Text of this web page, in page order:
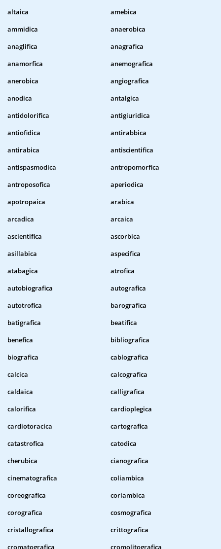
altaica
amebica
ammidica
anaerobica
anaglifica
anagrafica
anamorfica
anemografica
anerobica
angiografica
anodica
antalgica
antidolorifica
antigiuridica
antiofidica
antirabbica
antirabica
antiscientifica
antispasmodica
antropomorfica
antroposofica
aperiodica
apotropaica
arabica
arcadica
arcaica
ascientifica
ascorbica
asillabica
aspecifica
atabagica
atrofica
autobiografica
autografica
autotrofica
barografica
batigrafica
beatifica
benefica
bibliografica
biografica
cablografica
calcica
calcografica
caldaica
calligrafica
calorifica
cardioplegica
cardiotoracica
cartografica
catastrofica
catodica
cherubica
cianografica
cinematografica
coliambica
coreografica
coriambica
corografica
cosmografica
cristallografica
crittografica
cromatografica
cromolitografica